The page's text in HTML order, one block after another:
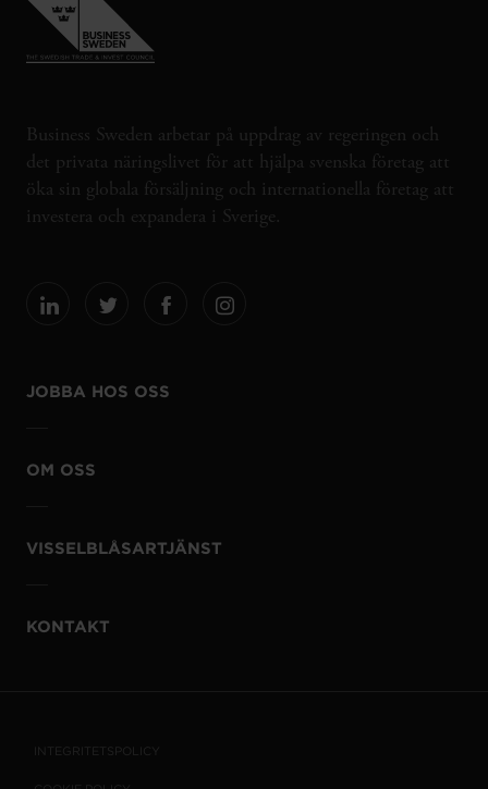
Business Sweden arbetar på uppdrag av regeringen och
det privata näringslivet för att hjälpa svenska företag att
öka sin globala försäljning och internationella företag att
investera och expandera i Sverige.
JOBBA HOS OSS
OM OSS
VISSELBLÅSARTJÄNST
KONTAKT
INTEGRITETSPOLICY